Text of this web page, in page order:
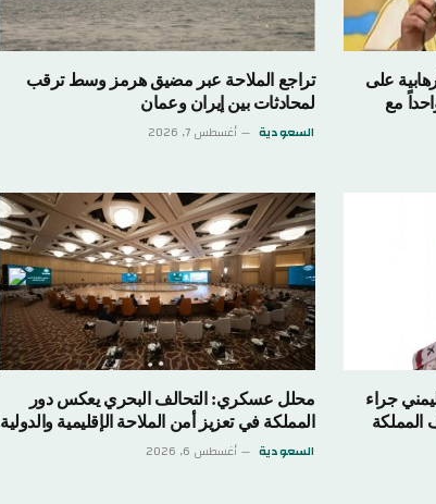
على
مع
تراجع الملاحة عبر مضيق هرمز وسط ترقب
لمحادثات بين إيران وعمان
السعودية أغسطس 7, 2026
جراء
المملكة
محلل عسكري: التحالف البحري يعكس دور
المملكة في تعزيز أمن الملاحة الإقليمية والدولية
السعودية أغسطس 6, 2026